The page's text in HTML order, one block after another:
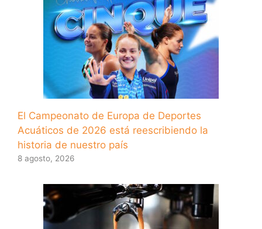
El Campeonato de Europa de Deportes
Acuáticos de 2026 está reescribiendo la
historia de nuestro país
8 agosto, 2026